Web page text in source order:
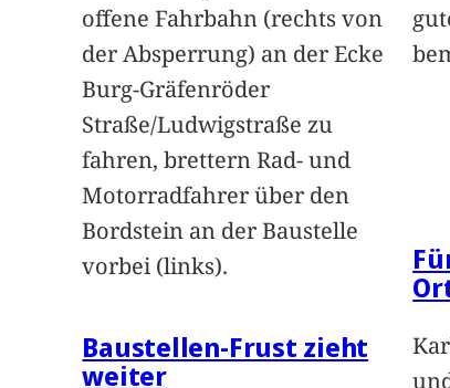
offene Fahrbahn (rechts von
der Absperrung) an der Ecke
Burg-Gräfenröder
Straße/Ludwigstraße zu
fahren, brettern Rad- und
Motorradfahrer über den
Bordstein an der Baustelle
vorbei (links).
Baustellen-Frust zieht
weiter